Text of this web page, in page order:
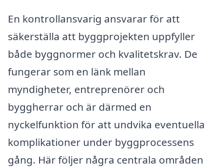
En kontrollansvarig ansvarar för att
säkerställa att byggprojekten uppfyller
både byggnormer och kvalitetskrav. De
fungerar som en länk mellan
myndigheter, entreprenörer och
byggherrar och är därmed en
nyckelfunktion för att undvika eventuella
komplikationer under byggprocessens
gång. Här följer några centrala områden